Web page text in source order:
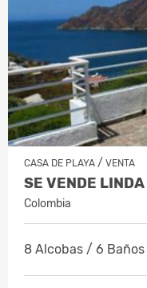
CASA DE PLAYA / VENTA
Colombia
8 Alcobas / 6